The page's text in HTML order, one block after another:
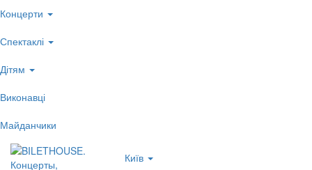
Концерти
Спектаклі
Дітям
Виконавці
Майданчики
Київ